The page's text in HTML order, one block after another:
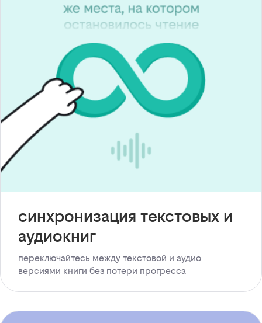
синхронизация текстовых и
аудиокниг
переключайтесь между текстовой и аудио
версиями книги без потери прогресса